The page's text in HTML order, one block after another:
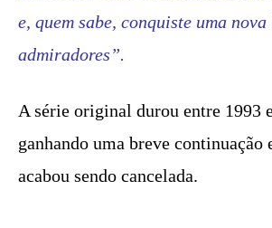
e, quem sabe, conquiste uma
admiradores”.
A série original durou entre 1993
ganhando uma breve continuação
acabou sendo cancelada.